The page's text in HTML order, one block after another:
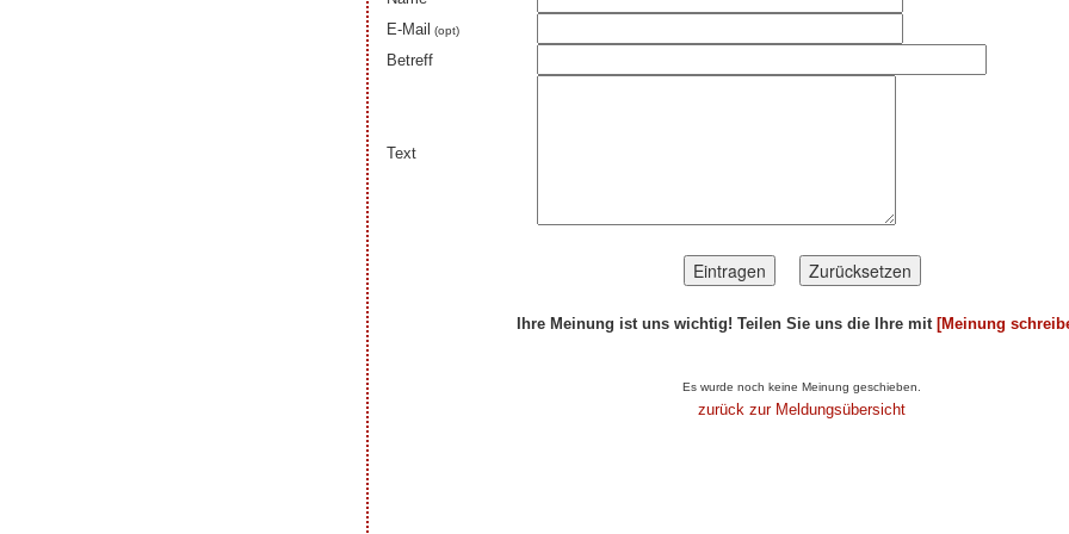
E-Mail
(opt)
Betreff
Text
Ihre Meinung ist uns wichtig! Teilen Sie uns die Ihre mit [Meinung
Es wurde noch keine Meinung geschieben.
zurück zur Meldungsübersicht